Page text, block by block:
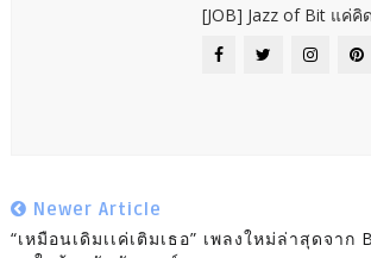
[JOB] Jazz of Bit แค่คิ
Newer Article
“เหมือนเดิมเเค่เติมเธอ” เพลงใหม่ล่าสุดจาก